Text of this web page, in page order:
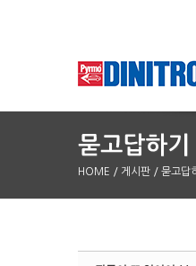
HOME / 게시판 / 묻고답